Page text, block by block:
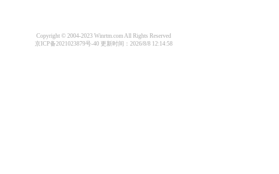
Copyright © 2004-2023 Winrtm.com All Rights Reserved
京ICP备2021023879号-40 更新时间：2026/8/8 12:14:58